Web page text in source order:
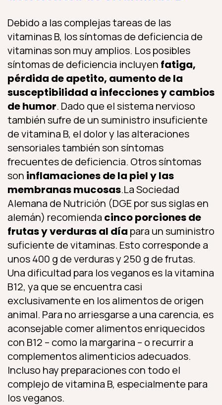
Debido a las complejas tareas de las
vitaminas B, los síntomas de deficiencia de
vitaminas son muy amplios. Los posibles
síntomas de deficiencia incluyen fatiga,
pérdida de apetito, aumento de la
susceptibilidad a infecciones y cambios
de humor. Dado que el sistema nervioso
también sufre de un suministro insuficiente
de vitamina B, el dolor y las alteraciones
sensoriales también son síntomas
frecuentes de deficiencia. Otros síntomas
son inflamaciones de la piel y las
membranas mucosas.La Sociedad
Alemana de Nutrición (DGE por sus siglas en
alemán) recomienda cinco porciones de
frutas y verduras al día para un suministro
suficiente de vitaminas. Esto corresponde a
unos 400 g de verduras y 250 g de frutas.
Una dificultad para los veganos es la vitamina
B12, ya que se encuentra casi
exclusivamente en los alimentos de origen
animal. Para no arriesgarse a una carencia, es
aconsejable comer alimentos enriquecidos
con B12 – como la margarina – o recurrir a
complementos alimenticios adecuados.
Incluso hay preparaciones con todo el
complejo de vitamina B, especialmente para
los veganos.